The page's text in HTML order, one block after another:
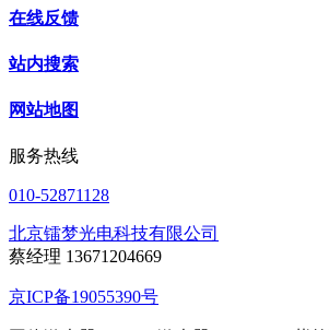
在线反馈
站内搜索
网站地图
服务热线
010-52871128
北京镭梦光电科技有限公司
蔡经理 13671204669
京ICP备19055390号